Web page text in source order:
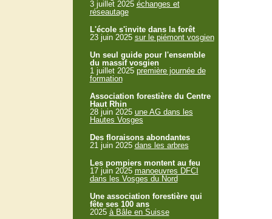
3 juillet 2025 échanges et
réseautage
L'école s'invite dans la forêt
23 juin 2025 sur le piémont vosgien
Un seul guide pour l'ensemble
du massif vosgien
1 juillet 2025 première journée de
formation
Association forestière du Centre
Haut Rhin
28 juin 2025 une AG dans les
Hautes Vosges
Des floraisons abondantes
21 juin 2025 dans les arbres
Les pompiers montent au feu
17 juin 2025 manoeuvres DFCI
dans les Vosges du Nord
Une association forestière qui
fête ses 100 ans
2025 à Bâle en Suisse